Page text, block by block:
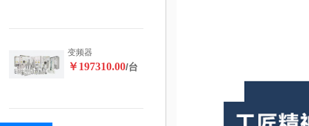
变频器
￥197310.00/台